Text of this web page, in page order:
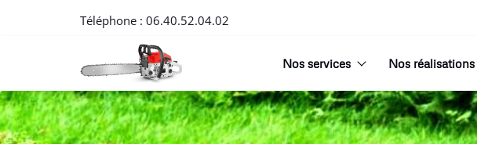
Téléphone : 06.40.52.04.02
Nos services Nos réalisations